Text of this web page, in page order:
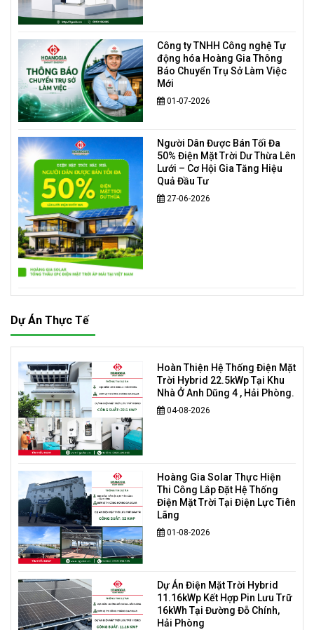
Công ty TNHH Công nghệ Tự
động hóa Hoàng Gia Thông
Báo Chuyển Trụ Sở Làm Việc
Mới
01-07-2026
Người Dân Được Bán Tối Đa
50% Điện Mặt Trời Dư Thừa Lên
Lưới – Cơ Hội Gia Tăng Hiệu
Quả Đầu Tư
27-06-2026
Dự Án Thực Tế
Hoàn Thiện Hệ Thống Điện Mặt
Trời Hybrid 22.5kWp Tại Khu
Nhà Ở Anh Dũng 4 , Hải Phòng.
04-08-2026
Hoàng Gia Solar Thực Hiện
Thi Công Lắp Đặt Hệ Thống
Điện Mặt Trời Tại Điện Lực Tiên
Lãng
01-08-2026
Dự Án Điện Mặt Trời Hybrid
11.16kWp Kết Hợp Pin Lưu Trữ
16kWh Tại Đường Đỗ Chính,
Hải Phòng